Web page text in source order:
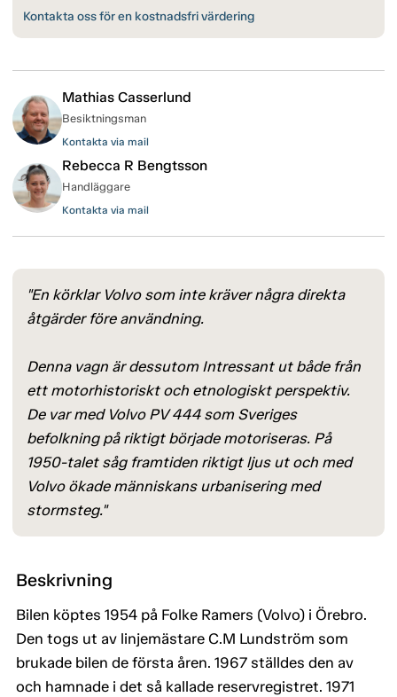
Kontakta oss för en kostnadsfri värdering
Mathias Casserlund
Besiktningsman
Kontakta via mail
Rebecca R Bengtsson
Handläggare
Kontakta via mail
"En körklar Volvo som inte kräver några direkta
åtgärder före användning.
Denna vagn är dessutom Intressant ut både från
ett motorhistoriskt och etnologiskt perspektiv.
De var med Volvo PV 444 som Sveriges
befolkning på riktigt började motoriseras. På
1950-talet såg framtiden riktigt ljus ut och med
Volvo ökade människans urbanisering med
stormsteg."
Beskrivning
Bilen köptes 1954 på Folke Ramers (Volvo) i Örebro.
Den togs ut av linjemästare C.M Lundström som
brukade bilen de första åren. 1967 ställdes den av
och hamnade i det så kallade reservregistret. 1971